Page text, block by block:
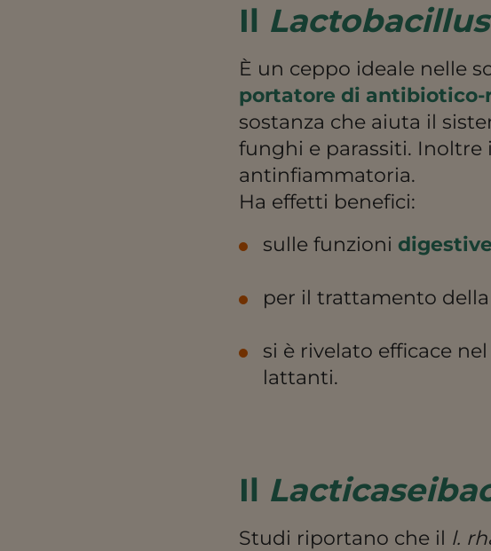
Il
È un ceppo ideale nelle
portatore di antibiotico-
sostanza che aiuta il
funghi e parassiti. Inoltre
antinfiammatoria.
Ha effetti benefici:
sulle funzioni digestive
per il trattamento
si è rivelato efficace
lattanti.
Il
Studi riportano che il l.